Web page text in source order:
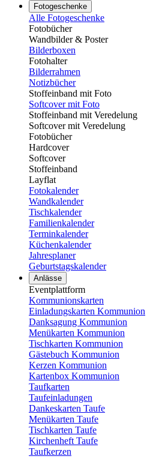
Fotogeschenke
Alle Fotogeschenke
Fotobücher
Wandbilder & Poster
Bilderboxen
Fotohalter
Bilderrahmen
Notizbücher
Stoffeinband mit Foto
Softcover mit Foto
Stoffeinband mit Veredelung
Softcover mit Veredelung
Fotobücher
Hardcover
Softcover
Stoffeinband
Layflat
Fotokalender
Wandkalender
Tischkalender
Familienkalender
Terminkalender
Küchenkalender
Jahresplaner
Geburtstagskalender
Anlässe
Eventplattform
Kommunionskarten
Einladungskarten Kommunion
Danksagung Kommunion
Menükarten Kommunion
Tischkarten Kommunion
Gästebuch Kommunion
Kerzen Kommunion
Kartenbox Kommunion
Taufkarten
Taufeinladungen
Dankeskarten Taufe
Menükarten Taufe
Tischkarten Taufe
Kirchenheft Taufe
Taufkerzen